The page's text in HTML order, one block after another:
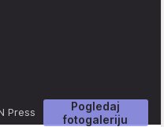
Pogledaj
fotogaleriju
Press